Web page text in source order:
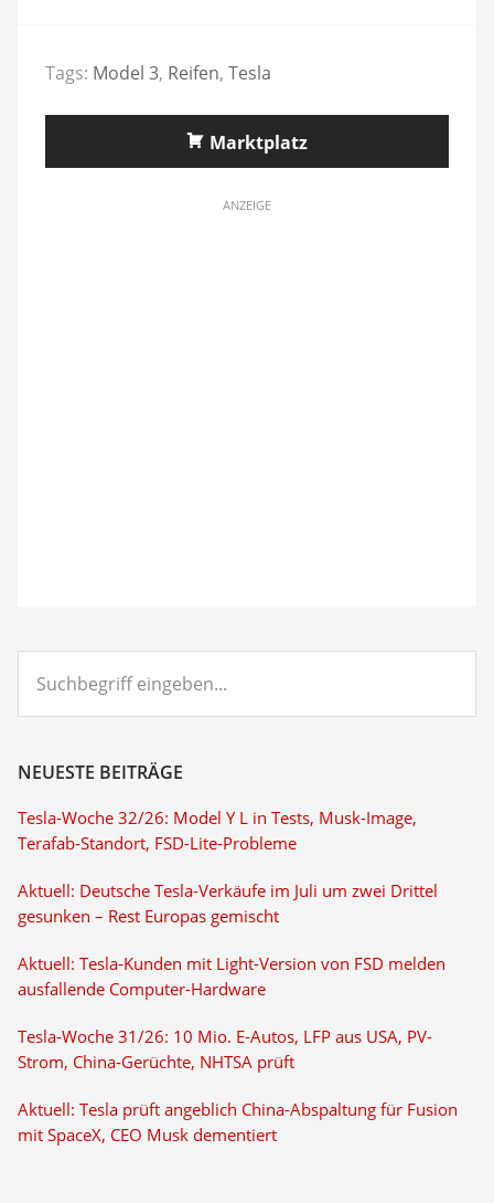
Tags: Model 3, Reifen, Tesla
Marktplatz
ANZEIGE
eingeben...
NEUESTE BEITRÄGE
Tesla-Woche 32/26: Model Y L in Tests, Musk-Image,
Terafab-Standort, FSD-Lite-Probleme
Aktuell: Deutsche Tesla-Verkäufe im Juli um zwei Drittel
gesunken – Rest Europas gemischt
Aktuell: Tesla-Kunden mit Light-Version von FSD melden
ausfallende Computer-Hardware
Tesla-Woche 31/26: 10 Mio. E-Autos, LFP aus USA, PV-
Strom, China-Gerüchte, NHTSA prüft
Aktuell: Tesla prüft angeblich China-Abspaltung für Fusion
mit SpaceX, CEO Musk dementiert